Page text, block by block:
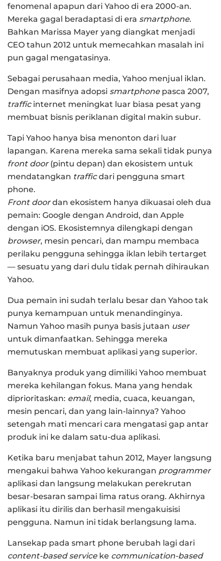
fenomenal apapun dari Yahoo di era 2000-an.
Mereka gagal beradaptasi di era smartphone.
Bahkan Marissa Mayer yang diangkat menjadi
CEO tahun 2012 untuk memecahkan masalah ini
pun gagal mengatasinya.
Sebagai perusahaan media, Yahoo menjual iklan.
Dengan masifnya adopsi smartphonepasca 2007,
trafficinternet meningkat luar biasa pesat yang
membuat bisnis periklanan digital makin subur.
Tapi Yahoo hanya bisa menonton dari luar
lapangan. Karena mereka sama sekali tidak punya
front door(pintu depan) dan ekosistem untuk
mendatangkan trafficdari pengguna smart
phone.
Front doordan ekosistem hanya dikuasai oleh dua
pemain: Google dengan Android, dan Apple
dengan iOS. Ekosistemnya dilengkapi dengan
browser, mesin pencari, dan mampu membaca
perilaku pengguna sehingga iklan lebih tertarget
— sesuatu yang dari dulu tidak pernah dihiraukan
Yahoo.
Dua pemain ini sudah terlalu besar dan Yahoo tak
punya kemampuan untuk menandinginya.
Namun Yahoo masih punya basis jutaan user
untuk dimanfaatkan. Sehingga mereka
memutuskan membuat aplikasi yang superior.
Banyaknya produk yang dimiliki Yahoo membuat
mereka kehilangan fokus. Mana yang hendak
diprioritaskan: email, media, cuaca, keuangan,
mesin pencari, dan yang lain-lainnya? Yahoo
setengah mati mencari cara mengatasi gap antar
produk ini ke dalam satu-dua aplikasi.
Ketika baru menjabat tahun 2012, Mayer langsung
mengakui bahwa Yahoo kekurangan programmer
aplikasi dan langsung melakukan perekrutan
besar-besaran sampai lima ratus orang. Akhirnya
aplikasi itu dirilis dan berhasil mengakuisisi
pengguna. Namun ini tidak berlangsung lama.
Lansekap pada smart phone berubah lagi dari
content-based serviceke communication-based